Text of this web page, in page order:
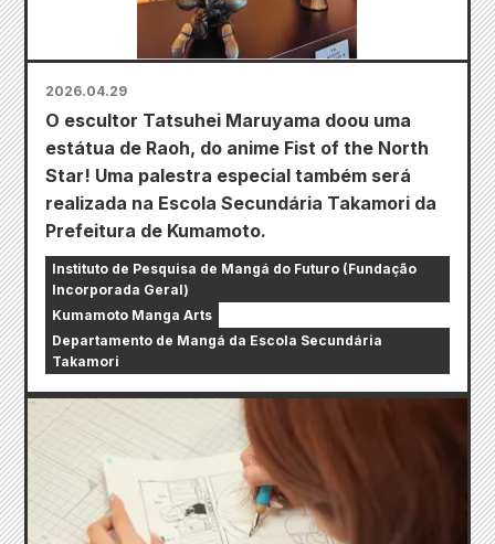
2026.04.29
O escultor Tatsuhei Maruyama doou uma
estátua de Raoh, do anime Fist of the North
Star! Uma palestra especial também será
realizada na Escola Secundária Takamori da
Prefeitura de Kumamoto.
Instituto de Pesquisa de Mangá do Futuro (Fundação
Incorporada Geral)
Kumamoto Manga Arts
Departamento de Mangá da Escola Secundária
Takamori